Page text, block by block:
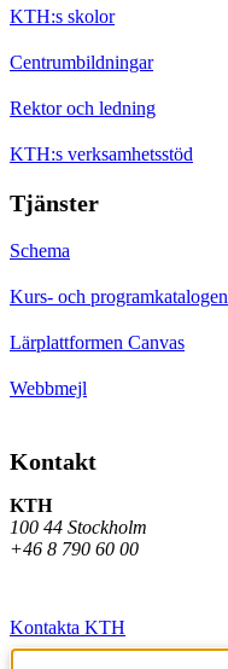
KTH:s skolor
Centrumbildningar
Rektor och ledning
KTH:s verksamhetsstöd
Tjänster
Schema
Kurs- och programkatalogen
Lärplattformen Canvas
Webbmejl
Kontakt
KTH
100 44 Stockholm
+46 8 790 60 00
Kontakta KTH